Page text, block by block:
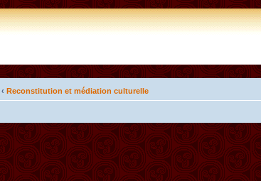
‹ Reconstitution et médiation culturelle